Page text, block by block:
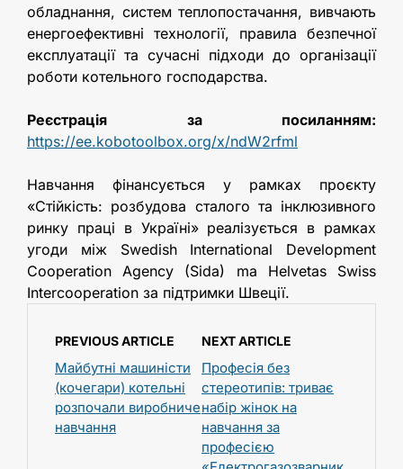
обладнання, систем теплопостачання, вивчають
енергоефективні технології, правила безпечної
експлуатації та сучасні підходи до організації
роботи котельного господарства.
Реєстрація за посиланням:
https://ee.kobotoolbox.org/x/ndW2rfml
Навчання фінансується у рамках проєкту
«Стійкість: розбудова сталого та інклюзивного
ринку праці в Україні» реалізується в рамках
угоди між Swedish International Development
Cooperation Agency (Sida) ma Helvetas Swiss
Intercooperation за підтримки Швеції.
PREVIOUS ARTICLE
Майбутні машиністи
(кочегари) котельні
розпочали виробниче
навчання
NEXT ARTICLE
Професія без
стереотипів: триває
набір жінок на
навчання за
професією